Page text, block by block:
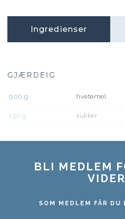
Ingredienser
GJÆRDEIG
900 g hvetemel
150 g sukker
BLI MEDLEM
SOM MEDLEM FÅR